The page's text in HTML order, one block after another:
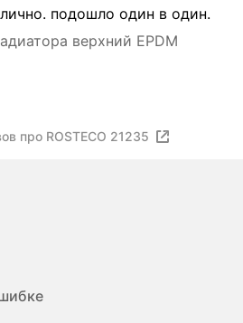
подошло один в один.
верхний EPDM
про ROSTECO 21235